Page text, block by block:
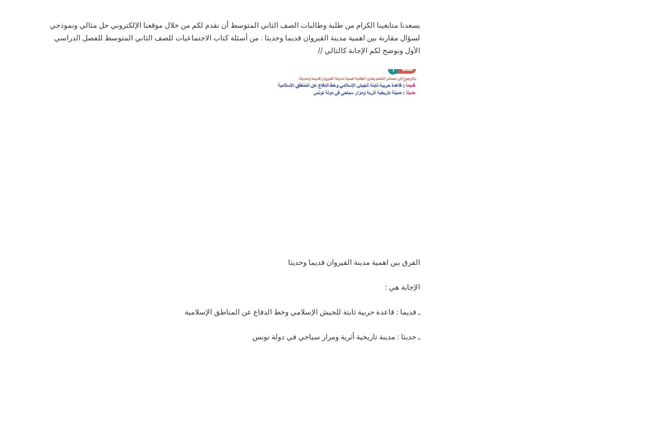
يسعدنا متابعينا الكرام من طلبة وطالبات الصف الثاني المتوسط أن نقدم لكم من خلال موقعنا الإلكتروني حل مثالي ونموذجي
لسؤال مقارنة بين اهمية مدينة القيروان قديما وحديثا . من أسئلة كتاب الاجتماعيات للصف الثاني المتوسط للفصل الدراسي
الأول ونوضح لكم الإجابة كالتالي //
الفرق بين اهمية مدينة القيروان قديما وحديثا
الإجابة هي :
ـ قديما : قاعدة حربية ثابتة للجيش الإسلامي وخط الدفاع عن المناطق الإسلامية
ـ حديثا : مدينة تاريخية أثرية ومزار سياحي في دولة تونس